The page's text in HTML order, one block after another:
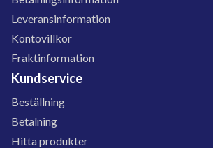
Leveransinformation
Kontovillkor
Fraktinformation
Kundservice
Beställning
Betalning
Hitta produkter